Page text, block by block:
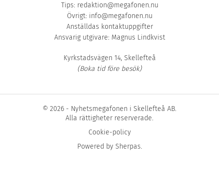
Tips: redaktion@megafonen.nu
Övrigt: info@megafonen.nu
Anställdas kontaktuppgifter
Ansvarig utgivare: Magnus Lindkvist
Kyrkstadsvägen 14, Skellefteå
(Boka tid före besök)
© 2026 - Nyhetsmegafonen i Skellefteå AB.
Alla rättigheter reserverade.
Cookie-policy
Powered by Sherpas.